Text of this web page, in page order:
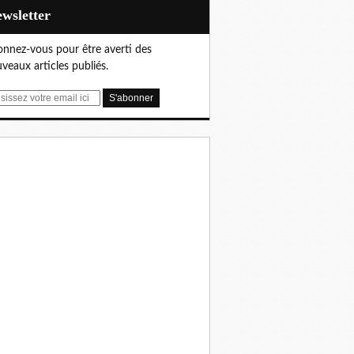
vous pour être averti des
articles publiés.